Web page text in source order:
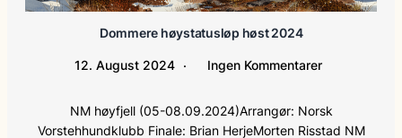
Dommere høystatusløp høst 2024
12. August 2024 Ingen Kommentarer
NM høyfjell (05-08.09.2024)Arrangør: Norsk
Vorstehhundklubb Finale: Brian HerjeMorten Risstad NM